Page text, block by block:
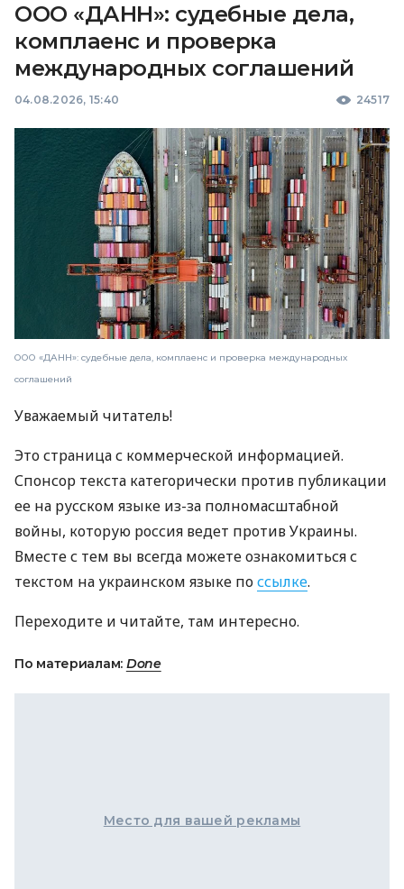
ООО «ДАНН»: судебные дела,
комплаенс и проверка
международных соглашений
04.08.2026, 15:40 24517
ООО «ДАНН»: судебные дела, комплаенс и проверка международных
соглашений
Уважаемый читатель!
Это страница с коммерческой информацией.
Спонсор текста категорически против публикации
ее на русском языке из-за полномасштабной
войны, которую россия ведет против Украины.
Вместе с тем вы всегда можете ознакомиться с
текстом на украинском языке поссылке.
Переходите и читайте, там интересно.
По материалам: Done
Место для вашей рекламы